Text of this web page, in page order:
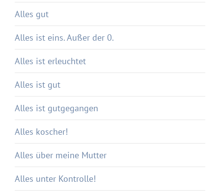
Alles gut
Alles ist eins. Außer der 0.
Alles ist erleuchtet
Alles ist gut
Alles ist gutgegangen
Alles koscher!
Alles über meine Mutter
Alles unter Kontrolle!